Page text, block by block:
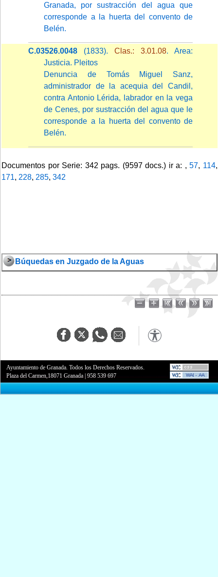
Granada, por sustracción del agua que
corresponde a la huerta del convento de
Belén.
C.03526.0048 (1833). Clas.: 3.01.08. Area:
Justicia. Pleitos
Denuncia de Tomás Miguel Sanz,
administrador de la acequia del Candil,
contra Antonio Lérida, labrador en la vega
de Cenes, por sustracción del agua que le
corresponde a la huerta del convento de
Belén.
Documentos por Serie: 342 pags. (9597 docs.) ir a: ,57, 114,
171, 228, 285, 342
Búquedas en Juzgado de la Aguas
Ayuntamiento de Granada. Todos los Derechos Reservados.
Plaza del Carmen,18071 Granada |958 539 697